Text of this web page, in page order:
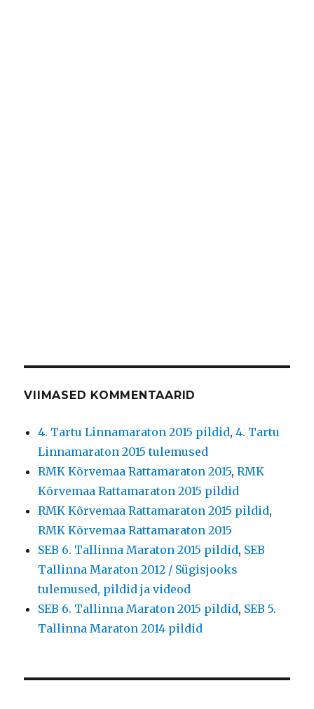
VIIMASED KOMMENTAARID
4. Tartu Linnamaraton 2015 pildid,4. Tartu
Linnamaraton 2015 tulemused
RMK Kõrvemaa Rattamaraton 2015,RMK
Kõrvemaa Rattamaraton 2015 pildid
RMK Kõrvemaa Rattamaraton 2015 pildid,
RMK Kõrvemaa Rattamaraton 2015
SEB 6. Tallinna Maraton 2015 pildid, SEB
Tallinna Maraton 2012 / Sügisjooks
tulemused, pildid ja videod
SEB 6. Tallinna Maraton 2015 pildid, SEB 5.
Tallinna Maraton 2014 pildid